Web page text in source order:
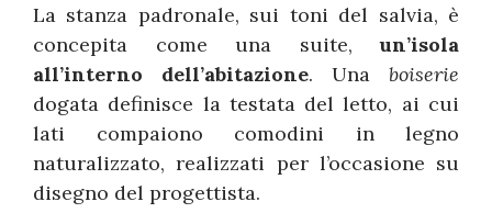
La stanza padronale, sui toni del salvia, è
concepita come una suite,un’isola
all’interno dell’abitazione. Una boiserie
dogata definisce la testata del letto, ai cui
lati compaiono comodini in legno
naturalizzato, realizzati per l’occasione su
disegno del progettista.